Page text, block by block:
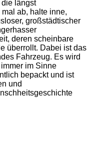
längst
ab, halte inne,
großstädtischer
deren scheinbare
überrollt. Dabei ist das
Fahrzeug. Es wird
im Sinne
bepackt und ist
und